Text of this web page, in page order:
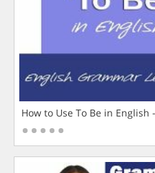
How to Use To Be in